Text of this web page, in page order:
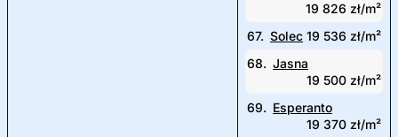
19 826 zł/m²
67. Solec 19 536 zł/m²
68. Jasna
19 500 zł/m²
69. Esperanto
19 370 zł/m²